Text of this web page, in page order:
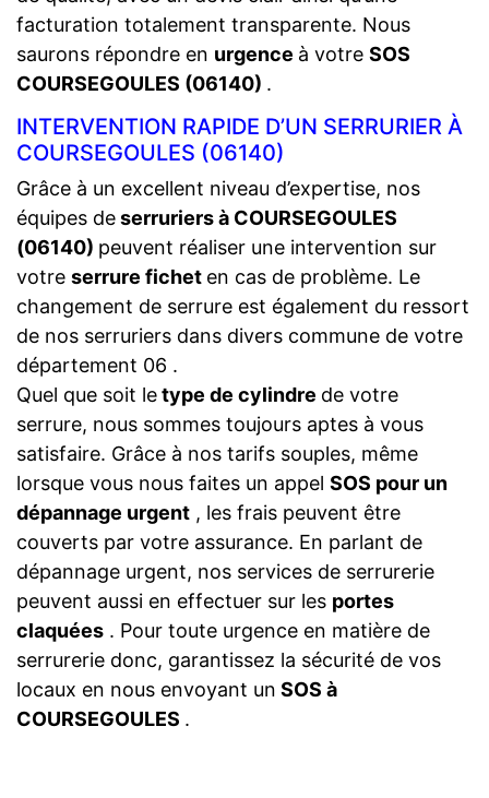
facturation totalement transparente. Nous
saurons répondre en urgence à votre SOS
COURSEGOULES (06140) .
INTERVENTION RAPIDE D’UN SERRURIER À
COURSEGOULES (06140)
Grâce à un excellent niveau d’expertise, nos
équipes deserruriers à COURSEGOULES
(06140) peuvent réaliser une intervention sur
votre serrure fichet en cas de problème. Le
changement de serrure est également du ressort
de nos serruriers dans divers commune de votre
département 06 .
Quel que soit letype de cylindre de votre
serrure, nous sommes toujours aptes à vous
satisfaire. Grâce à nos tarifs souples, même
lorsque vous nous faites un appel SOS pour un
dépannage urgent , les frais peuvent être
couverts par votre assurance. En parlant de
dépannage urgent, nos services de serrurerie
peuvent aussi en effectuer sur les portes
claquées . Pour toute urgence en matière de
serrurerie donc, garantissez la sécurité de vos
locaux en nous envoyant un SOS à
COURSEGOULES .